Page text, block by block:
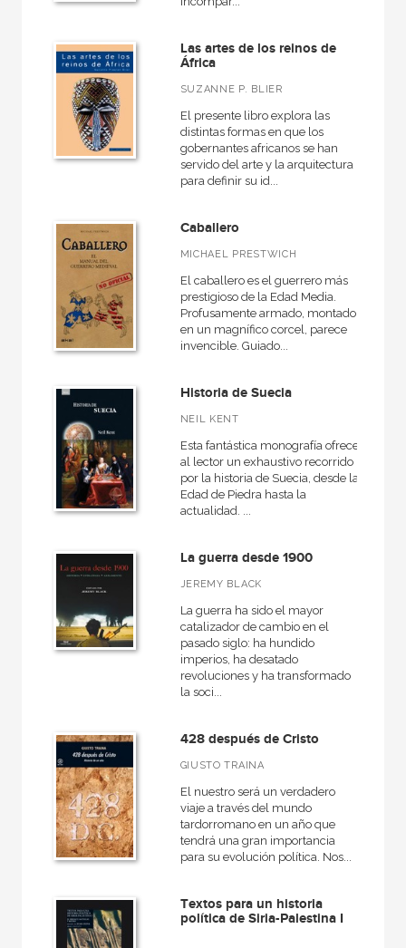
Las artes de los reinos de
África
SUZANNE P. BLIER
El presente libro explora las
distintas formas en que los
gobernantes africanos se han
servido del arte y la arquitectura
para definir su id...
Caballero
MICHAEL PRESTWICH
El caballero es el guerrero más
prestigioso de la Edad Media.
Profusamente armado, montado
en un magnífico corcel, parece
invencible. Guiado...
Historia de Suecia
NEIL KENT
Esta fantástica monografía ofrece
al lector un exhaustivo recorrido
por la historia de Suecia, desde la
Edad de Piedra hasta la
actualidad. ...
La guerra desde 1900
JEREMY BLACK
La guerra ha sido el mayor
catalizador de cambio en el
pasado siglo: ha hundido
imperios, ha desatado
revoluciones y ha transformado
la soci...
428 después de Cristo
GIUSTO TRAINA
El nuestro será un verdadero
viaje a través del mundo
tardorromano en un año que
tendrá una gran importancia
para su evolución política. Nos...
Textos para un historia
política de Siria-Palestina I